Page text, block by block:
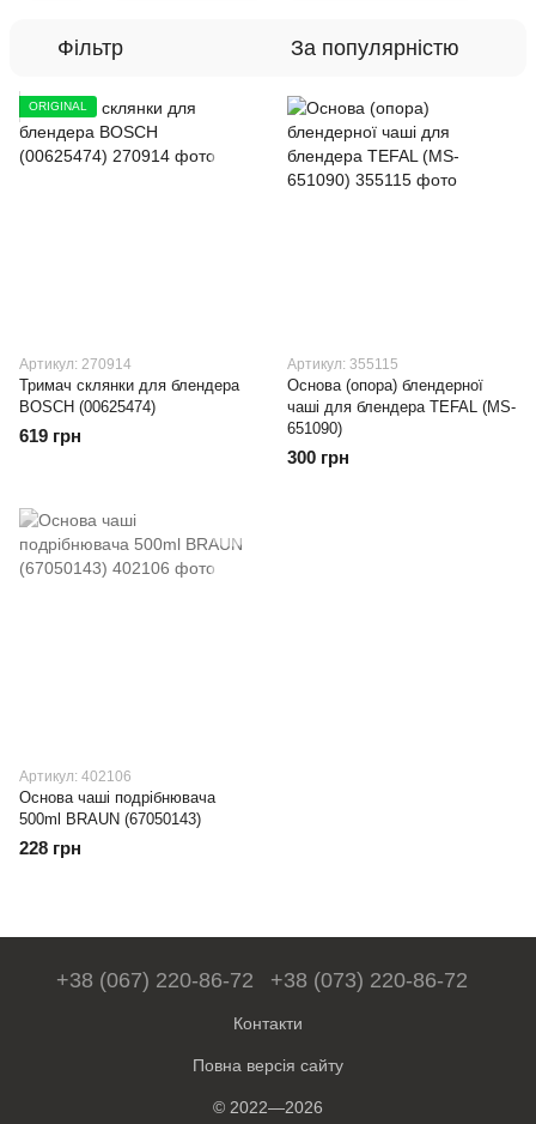
Фільтр За популярністю
ORIGINAL
Артикул: 270914
Тримач склянки для блендера
BOSCH (00625474)
619 грн
Артикул: 355115
Основа (опора) блендерної
чаші для блендера TEFAL (MS-
651090)
300 грн
Артикул: 402106
Основа чаші подрібнювача
500ml BRAUN (67050143)
228 грн
+38 (067) 220-86-72 +38 (073) 220-86-72
Контакти
Повна версія сайту
© 2022—2026